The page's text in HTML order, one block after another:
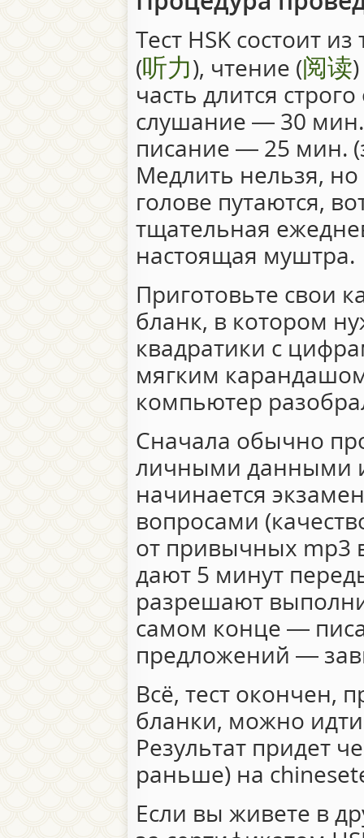
Тест HSK состоит
(听力), чтение (阅读
часть длится
слушание — 30
писание — 25 мин.
Медлить нельзя,
голове путаются,
тщательная
настоящая муштра.
Приготовьте свои
бланк, в котором
квадратики с
мягким
компьютер
Сначала обычно
личными данными
начинается
вопросами
от привычных mp3
дают 5 минут
разрешают
самом конце —
предложений —
Всё, тест окончен,
бланки, можно
Результат придет
раньше) на
Если вы живете в